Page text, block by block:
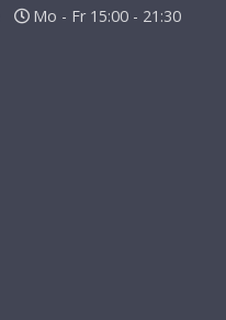
Mo - Fr 15:00 - 21:30